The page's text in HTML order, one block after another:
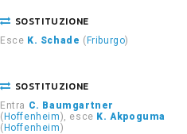
SOSTITUZIONE
Esce K. Schade ( Friburgo)
SOSTITUZIONE
Entra C. Baumgartner
( Hoffenheim), esce K. Akpoguma
( Hoffenheim)